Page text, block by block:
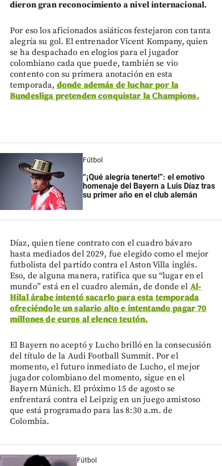
dieron gran reconocimiento a nivel internacional.
Por eso los aficionados asiáticos festejaron con tanta
alegría su gol. El entrenador Vicent Kompany, quien
se ha despachado en elogios para el jugador
colombiano cada que puede, también se vio
contento con su primera anotación en esta
temporada, donde además de luchar por la
Bundesliga pretenden conquistar la Champions.
Fútbol
“¡Qué alegría tenerte!”: el emotivo
homenaje del Bayern a Luis Díaz tras
su primer año en el club alemán
Díaz, quien tiene contrato con el cuadro bávaro
hasta mediados del 2029, fue elegido como el mejor
futbolista del partido contra el Aston Villa inglés.
Eso, de alguna manera, ratifica que su “lugar en el
mundo” está en el cuadro alemán, de donde elAl-
Hilal árabe intentó sacarlo para esta temporada
ofreciéndole un salario alto e intentando pagar 70
millones de euros al elenco teutón.
El Bayern no aceptó y Lucho brilló en la consecusión
del título de la Audi Football Summit. Por el
momento, el futuro inmediato de Lucho, el mejor
jugador colombiano del momento, sigue en el
Bayern Múnich. El próximo 15 de agosto se
enfrentará contra el Leipzig en un juego amistoso
que está programado para las 8:30 a.m. de
Colombia.
Fútbol